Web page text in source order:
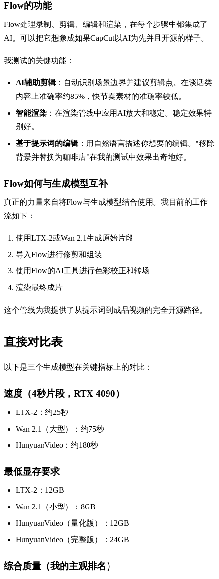
Flow的功能
Flow处理录制、剪辑、编辑和渲染，在每个步骤中都集成了
AI。可以把它想象成如果CapCut以AI为先并且开源的样子。
我测试的关键功能：
AI辅助剪辑：自动识别场景边界并建议剪辑点。在谈话类
内容上准确率约85%，快节奏素材的准确率较低。
智能渲染 ：在渲染管线中应用AI放大和稳定。稳定效果特
别好。
基于提示词的编辑：用自然语言描述你想要的编辑。"移除
背景并替换为咖啡店"在我的测试中效果出奇地好。
Flow如何与生成模型互补
真正的力量来自将Flow与生成模型结合使用。我目前的工作
流如下：
使用LTX-2或Wan 2.1生成原始片段
导入Flow进行修剪和组装
使用Flow的AI工具进行色彩校正和转场
渲染最终成片
这个管线为我提供了从提示词到成品视频的完全开源路径。
直接对比表
以下是三个生成模型在关键指标上的对比：
速度（4秒片段，RTX 4090）
LTX-2：约25秒
Wan 2.1（大型）：约75秒
HunyuanVideo：约180秒
最低显存要求
LTX-2：12GB
Wan 2.1（小型）：8GB
HunyuanVideo（量化版）：12GB
HunyuanVideo（完整版）：24GB
综合质量（我的主观排名）